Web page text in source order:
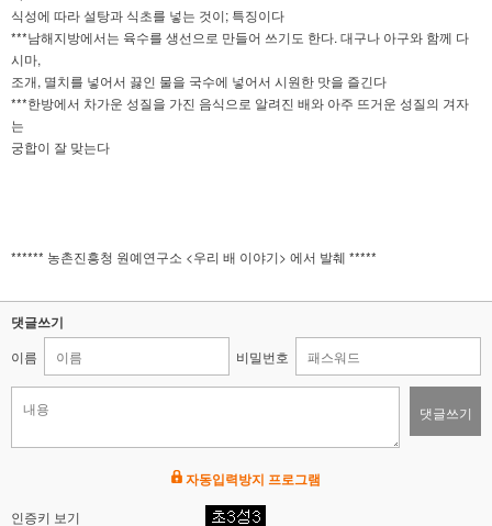
식성에 따라 설탕과 식초를 넣는 것이; 특징이다
***남해지방에서는 육수를 생선으로 만들어 쓰기도 한다. 대구나 아구와 함께 다
시마,
조개, 멸치를 넣어서 끓인 물을 국수에 넣어서 시원한 맛을 즐긴다
***한방에서 차가운 성질을 가진 음식으로 알려진 배와 아주 뜨거운 성질의 겨자
는
궁합이 잘 맞는다
****** 농촌진흥청 원예연구소 <우리 배 이야기> 에서 발췌 *****
댓글쓰기
이름 비밀번호
댓글쓰기
자동입력방지 프로그램
인증키 보기